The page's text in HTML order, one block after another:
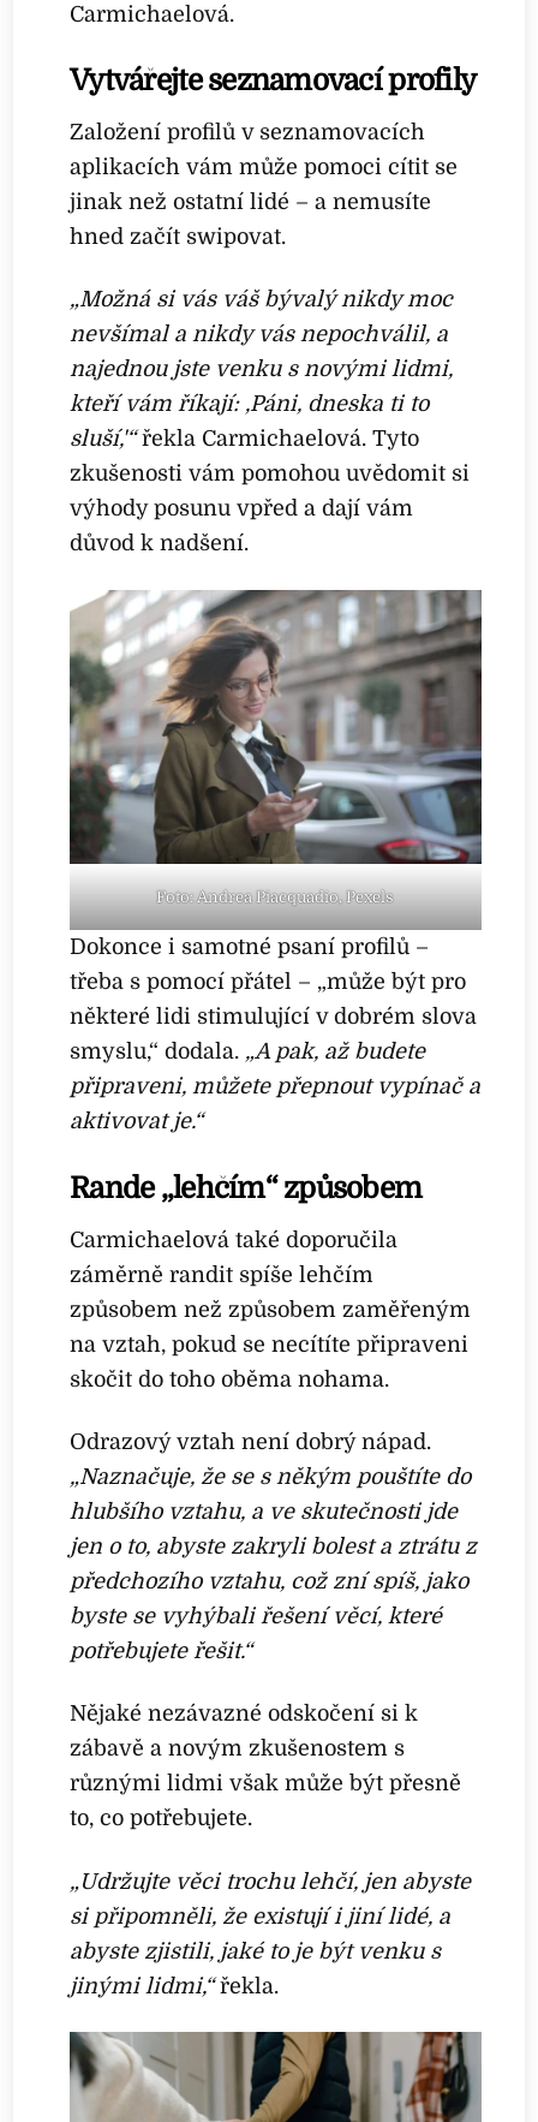
Carmichaelová.
Vytvářejte seznamovací profily
Založení profilů v seznamovacích
aplikacích vám může pomoci cítit se
jinak než ostatní lidé – a nemusíte
hned začít swipovat.
„Možná si vás váš bývalý nikdy moc
nevšímal a nikdy vás nepochválil, a
najednou jste venku s novými lidmi,
kteří vám říkají: ‚Páni, dneska ti to
sluší,'“řekla Carmichaelová. Tyto
zkušenosti vám pomohou uvědomit si
výhody posunu vpřed a dají vám
důvod k nadšení.
Foto: Andrea Piacquadio, Pexels
Dokonce i samotné psaní profilů –
třeba s pomocí přátel – „může být pro
některé lidi stimulující v dobrém slova
smyslu,“ dodala. „A pak, až budete
připraveni, můžete přepnout vypínač a
aktivovat je.“
Rande „lehčím“ způsobem
Carmichaelová také doporučila
záměrně randit spíše lehčím
způsobem než způsobem zaměřeným
na vztah, pokud se necítíte připraveni
skočit do toho oběma nohama.
Odrazový vztah není dobrý nápad.
„Naznačuje, že se s někým pouštíte do
hlubšího vztahu, a ve skutečnosti jde
jen o to, abyste zakryli bolest a ztrátu z
předchozího vztahu, což zní spíš, jako
byste se vyhýbali řešení věcí, které
potřebujete řešit.“
Nějaké nezávazné odskočení si k
zábavě a novým zkušenostem s
různými lidmi však může být přesně
to, co potřebujete.
„Udržujte věci trochu lehčí, jen abyste
si připomněli, že existují i jiní lidé, a
abyste zjistili, jaké to je být venku s
jinými lidmi,“řekla.